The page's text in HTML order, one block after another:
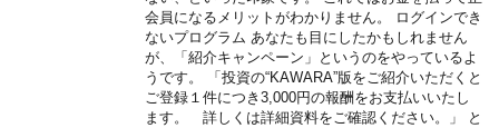
会員になるメリットがわかりません。 ログインでき
ないプログラム あなたも目にしたかもしれません
が、「紹介キャンペーン」というのをやっているよ
うです。 「投資の“KAWARA”版をご紹介いただくと
ご登録１件につき3,000円の報酬をお支払いいたし
ます。 詳しくは詳細資料をご確認ください。」 と